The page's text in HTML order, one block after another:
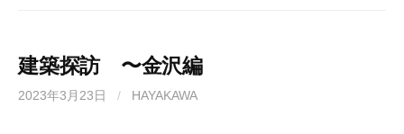
建築探訪 〜金沢編
2023年3月23日 / HAYAKAWA